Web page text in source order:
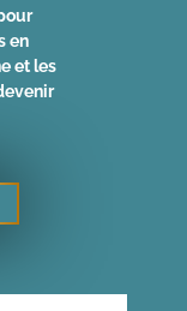
en
et les